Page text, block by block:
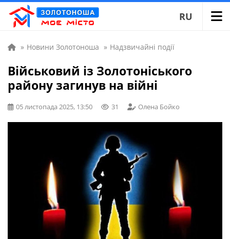
RU
» Новини Золотоноша » Надзвичайні події
Військовий із Золотоніського
району загинув на війні
05 листопада 2025, 13:50 31 Олена Бойко